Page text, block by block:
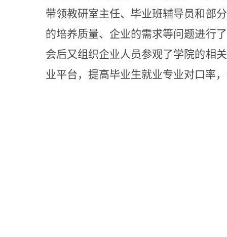
带领教研室主任、毕业班辅导员和部
的培养质量、企业的需求等问题进行
会后又组织企业人员参观了学院的相
业平台，提高毕业生就业专业对口率